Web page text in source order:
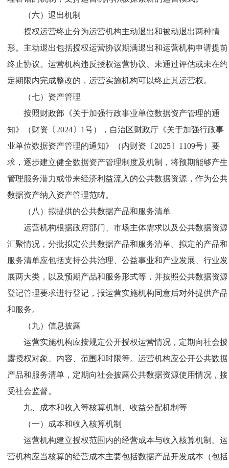
（六）退出机制
授权运营终止分为运营机构主动退出和被动退出两种情
形。主动退出包括授权运营协议期满退出和运营机构申请提前
终止协议。运营机构违反授权运营协议、未通过评估或未在约
定期限内完成整改的，运营实施机构可以终止其运营权。
（七）资产管理
按照财政部《关于加强行政事业单位数据资产管理的通
知》（财资〔2024〕1号），自治区财政厅《关于加强行政事
业单位数据资产管理的通知》（内财资〔2025〕1109号）要
求，逐步建立健全数据资产管理制度及机制，将预期能够产生
管理服务潜力或带来经济利益流入的公共数据资源，作为公共
数据资产纳入资产管理范畴。
（八）拟提供的公共数据产品和服务清单
运营机构根据政府部门、市场主体需求以及公共数据资源
汇聚情况，分批拟定公共数据产品和服务清单。拟定的产品和
服务清单应包括支持公共治理、公益事业和产业发展、行业发
展两大类，以及预期产品和服务形式等，并按照公共数据资源
登记管理要求进行登记，报运营实施机构同意后对外提供产品
和服务。
（九）信息披露
运营实施机构应按规定公开授权运营情况，定期向社会披
露授权对象、内容、范围和时限等。运营机构应公开公共数据
产品和服务清单，定期向社会披露公共数据资源使用情况，接
受社会监督。
九、成本和收入等核算机制、收益分配机制等
（一）成本和收入核算机制
运营机构建立授权范围内的经营成本与收入核算机制。运
营机构应当核算的经营成本主要包括数据产品开发成本（包括